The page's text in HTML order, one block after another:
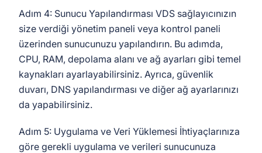
Adım 4: Sunucu Yapılandırması VDS sağlayıcınızın
size verdiği yönetim paneli veya kontrol paneli
üzerinden sunucunuzu yapılandırın. Bu adımda,
CPU, RAM, depolama alanı ve ağ ayarları gibi temel
kaynakları ayarlayabilirsiniz. Ayrıca, güvenlik
duvarı, DNS yapılandırması ve diğer ağ ayarlarınızı
da yapabilirsiniz.
Adım 5: Uygulama ve Veri Yüklemesi İhtiyaçlarınıza
göre gerekli uygulama ve verileri sunucunuza